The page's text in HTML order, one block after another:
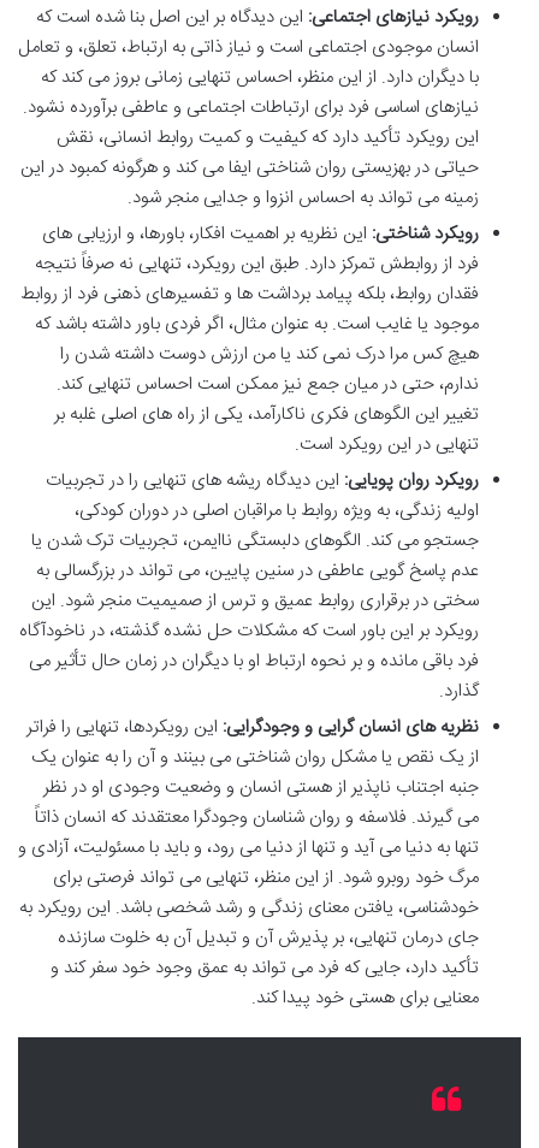
رویکرد نیازهای اجتماعی: این دیدگاه بر این اصل بنا شده است که
انسان موجودی اجتماعی است و نیاز ذاتی به ارتباط، تعلق، و تعامل
با دیگران دارد. از این منظر، احساس تنهایی زمانی بروز می کند که
نیازهای اساسی فرد برای ارتباطات اجتماعی و عاطفی برآورده نشود.
این رویکرد تأکید دارد که کیفیت و کمیت روابط انسانی، نقش
حیاتی در بهزیستی روان شناختی ایفا می کند و هرگونه کمبود در این
زمینه می تواند به احساس انزوا و جدایی منجر شود.
رویکرد شناختی: این نظریه بر اهمیت افکار، باورها، و ارزیابی های
فرد از روابطش تمرکز دارد. طبق این رویکرد، تنهایی نه صرفاً نتیجه
فقدان روابط، بلکه پیامد برداشت ها و تفسیرهای ذهنی فرد از روابط
موجود یا غایب است. به عنوان مثال، اگر فردی باور داشته باشد که
هیچ کس مرا درک نمی کند یا من ارزش دوست داشته شدن را
ندارم، حتی در میان جمع نیز ممکن است احساس تنهایی کند.
تغییر این الگوهای فکری ناکارآمد، یکی از راه های اصلی غلبه بر
تنهایی در این رویکرد است.
رویکرد روان پویایی: این دیدگاه ریشه های تنهایی را در تجربیات
اولیه زندگی، به ویژه روابط با مراقبان اصلی در دوران کودکی،
جستجو می کند. الگوهای دلبستگی ناایمن، تجربیات ترک شدن یا
عدم پاسخ گویی عاطفی در سنین پایین، می تواند در بزرگسالی به
سختی در برقراری روابط عمیق و ترس از صمیمیت منجر شود. این
رویکرد بر این باور است که مشکلات حل نشده گذشته، در ناخودآگاه
فرد باقی مانده و بر نحوه ارتباط او با دیگران در زمان حال تأثیر می
گذارد.
نظریه های انسان گرایی و وجودگرایی: این رویکردها، تنهایی را فراتر
از یک نقص یا مشکل روان شناختی می بینند و آن را به عنوان یک
جنبه اجتناب ناپذیر از هستی انسان و وضعیت وجودی او در نظر
می گیرند. فلاسفه و روان شناسان وجودگرا معتقدند که انسان ذاتاً
تنها به دنیا می آید و تنها از دنیا می رود، و باید با مسئولیت، آزادی و
مرگ خود روبرو شود. از این منظر، تنهایی می تواند فرصتی برای
خودشناسی، یافتن معنای زندگی و رشد شخصی باشد. این رویکرد به
جای درمان تنهایی، بر پذیرش آن و تبدیل آن به خلوت سازنده
تأکید دارد، جایی که فرد می تواند به عمق وجود خود سفر کند و
معنایی برای هستی خود پیدا کند.